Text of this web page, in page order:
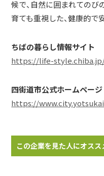
候で、自然に囲まれてのび
育ても重視した、健康的で
ちばの暮らし情報サイト
https://life-
四街道市公式ホームページ
https://
この企業を見た人にオスス